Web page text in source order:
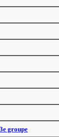
groupe